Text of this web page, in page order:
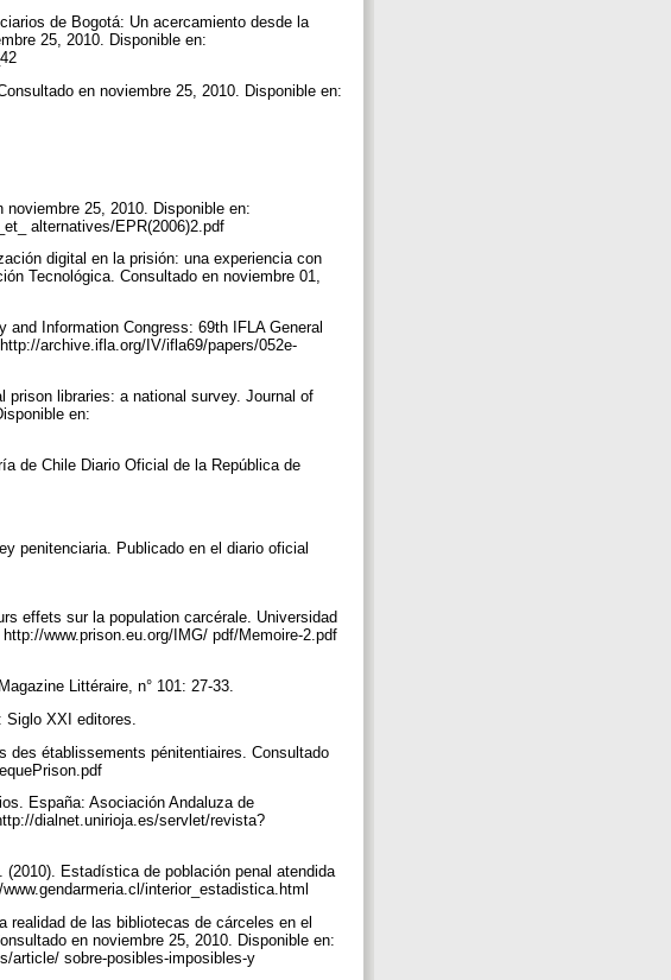
de Bogotá: Un acercamiento desde la
25, 2010. Disponible en:
en noviembre 25, 2010. Disponible en:
25, 2010. Disponible en:
alternatives/EPR(2006)2.pdf
digital en la prisión: una experiencia con
Tecnológica. Consultado en noviembre 01,
Information Congress: 69th IFLA General
archive.ifla.org/IV/ifla69/papers/052e-
prison libraries: a national survey. Journal of
en:
de Chile Diario Oficial de la República de
penitenciaria. Publicado en el diario oficial
effets sur la population carcérale. Universidad
www.prison.eu.org/IMG/ pdf/Memoire-2.pdf
Littéraire, n° 101: 27-33.
XXI editores.
des établissements pénitentiaires. Consultado
España: Asociación Andaluza de
dialnet.unirioja.es/servlet/revista?
Estadística de población penal atendida
interior_estadistica.html
de las bibliotecas de cárceles en el
en noviembre 25, 2010. Disponible en:
article/ sobre-posibles-imposibles-y